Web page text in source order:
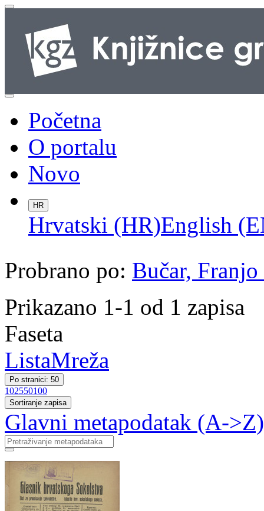
Početna
O portalu
Novo
HR
Hrvatski (HR)English
Probrano po: Bučar,
Prikazano 1-1 od 1 zapisa
Faseta
ListaMreža
Po stranici: 50
102550100
Sortiranje zapisa
Glavni metapodatak (A->Z)